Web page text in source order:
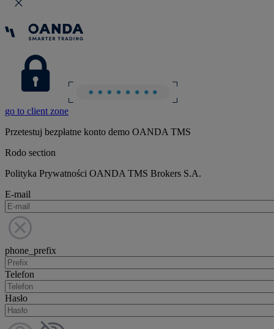
go to client zone
Przetestuj bezpłatne konto demo OANDA TMS
Rodo section
Polityka Prywatności OANDA TMS Brokers S.A.
E-mail
phone_prefix
Telefon
Hasło